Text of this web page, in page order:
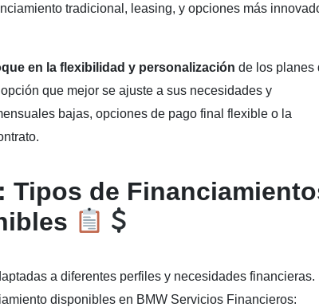
tradicional, leasing, y opciones más
en la flexibilidad y personalización de los planes
que mejor se ajuste a sus necesidades y
bajas, opciones de pago final flexible o la
Tipos de
a diferentes perfiles y necesidades financieras.
disponibles en BMW Servicios Financieros: